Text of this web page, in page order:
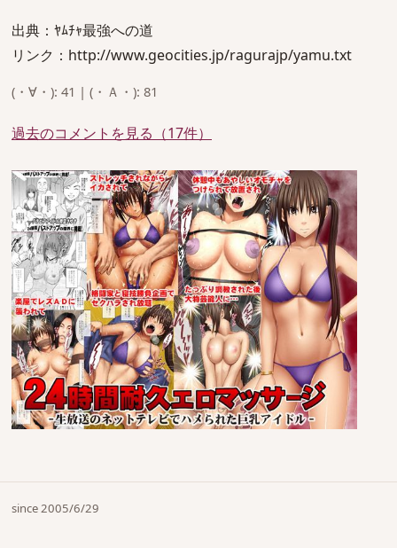
出典：ﾔﾑﾁｬ最強への道
リンク：http://www.geocities.jp/ragurajp/yamu.txt
(・∀・): 41 | (・Ａ・): 81
過去のコメントを見る（17件）
since 2005/6/29